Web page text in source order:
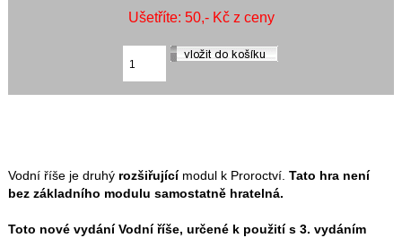
Ušetříte: 50,- Kč z ceny
Vodní říše je druhý rozšiřujícímodul k Proroctví.Tato hra není
bez základního modulu samostatně hratelná.
Toto nové vydání Vodní říše, určené k použití s 3. vydáním